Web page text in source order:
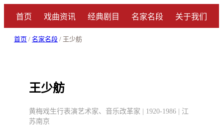
首页 戏曲资讯 经典剧目 名家名段 关于我们
首页 / 名家名段 / 王少舫
王少舫
黄梅戏生行表演艺术家、音乐改革家 | 1920-1986 | 江
苏南京